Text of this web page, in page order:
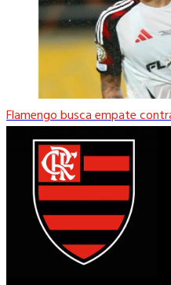
Flamengo busca empate